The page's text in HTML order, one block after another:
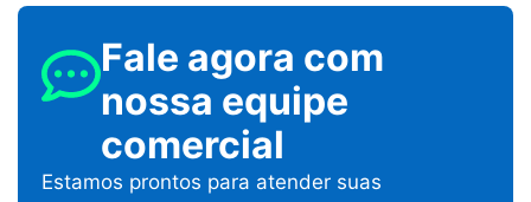
Fale agora com
nossa equipe
comercial
Estamos prontos para atender suas